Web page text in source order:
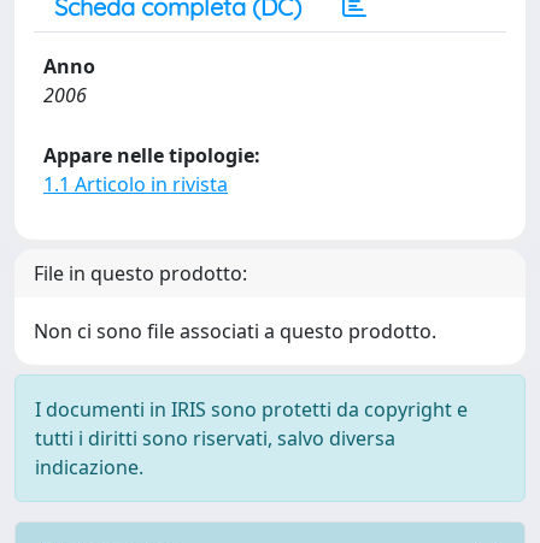
Scheda completa (DC)
Anno
2006
Appare nelle tipologie:
1.1 Articolo in rivista
File in questo prodotto:
Non ci sono file associati a questo prodotto.
I documenti in IRIS sono protetti da copyright e
tutti i diritti sono riservati, salvo diversa
indicazione.